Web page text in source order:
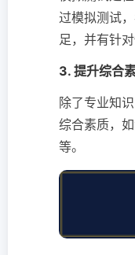
过模拟测试
足，并有针
3. 提升综合
除了专业知
综合素质，
等。